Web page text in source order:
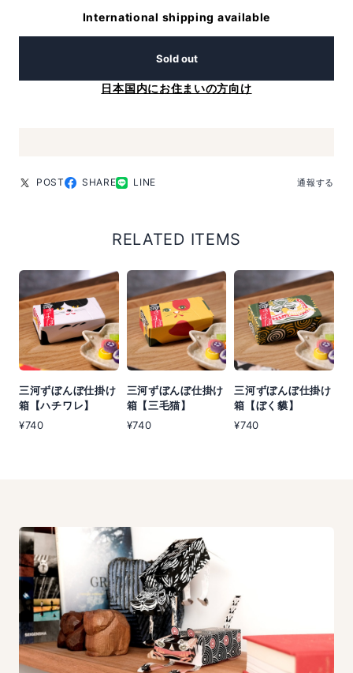
International shipping available
Sold out
日本国内にお住まいの方向け
POST SHARE LINE 通報する
RELATED ITEMS
三河ずぼんぼ仕掛け
箱【ハチワレ】
¥740
三河ずぼんぼ仕掛け
箱【三毛猫】
¥740
三河ずぼんぼ仕掛け
箱【ぼく貘】
¥740